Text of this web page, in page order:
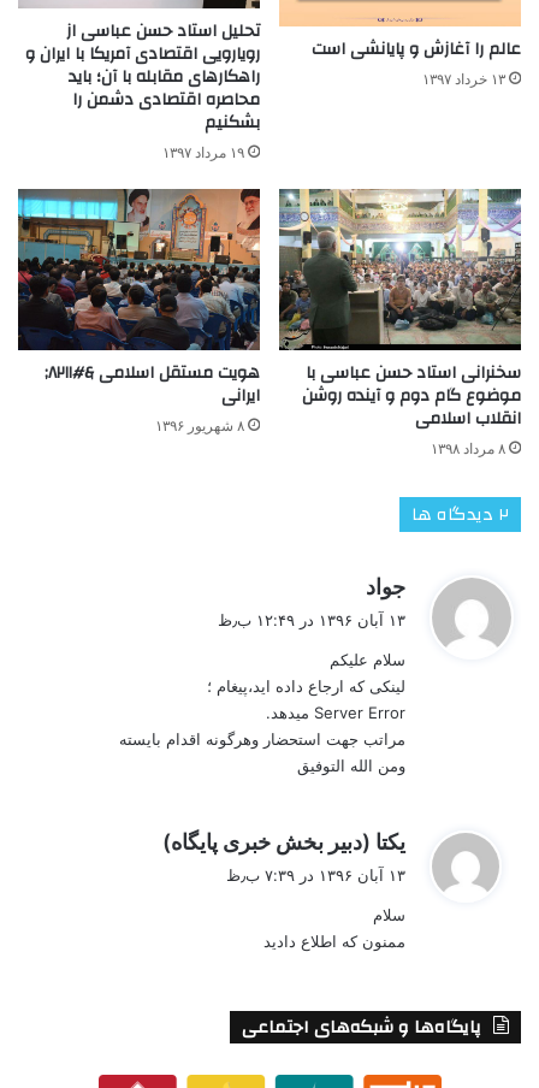
عالم را آغازش و پایانشی ا‌ست
۱۳ خرداد ۱۳۹۷
تحلیل استاد حسن عباسی از
رویارویی اقتصادی آمریکا با ایران و
راهکارهای مقابله با آن؛ باید
محاصره اقتصادی دشمن را
بشکنیم
۱۹ مرداد ۱۳۹۷
سخنرانی استاد حسن عباسی با
موضوع گام دوم و آینده روشن
انقلاب اسلامی
۸ مرداد ۱۳۹۸
هویت مستقل اسلامی &#۸۲۱۱;
ایرانی
۸ شهریور ۱۳۹۶
‫۲ دیدگاه ها
جواد
:
۱۳ آبان ۱۳۹۶ در ۱۲:۴۹ ب٫ظ
سلام علیکم
لینکی که ارجاع داده اید،پیغام ؛
Server Error میدهد.
مراتب جهت استحضار وهرگونه اقدام بایسته
ومن الله التوفیق
یکتا (دبیر بخش خبری پایگاه)
۱۳ آبان ۱۳۹۶ در ۷:۳۹ ب٫ظ
سلام
ممنون که اطلاع دادید
پایگاه‌ها و شبکه‌های اجتماعی